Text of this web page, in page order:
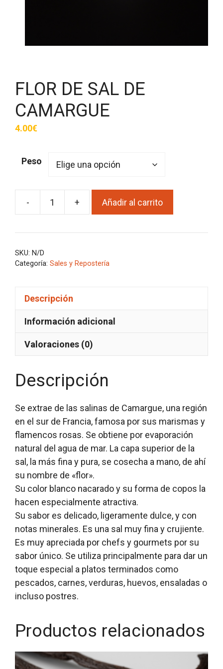
FLOR DE SAL DE
CAMARGUE
4.00€
Peso
-
FLOR
SAL
CAMARGUE
+ Añadir al carrito
SKU: N/D
Categoría: Sales y Repostería
Descripción
Información adicional
Valoraciones (0)
Descripción
Se extrae de las salinas de Camargue, una región
en el sur de Francia, famosa por sus marismas y
flamencos rosas. Se obtiene por evaporación
natural del agua de mar. La capa superior de la
sal, la más fina y pura, se cosecha a mano, de ahí
su nombre de «flor».
Su color blanco nacarado y su forma de copos la
hacen especialmente atractiva.
Su sabor es delicado, ligeramente dulce, y con
notas minerales. Es una sal muy fina y crujiente.
Es muy apreciada por chefs y gourmets por su
sabor único. Se utiliza principalmente para dar un
toque especial a platos terminados como
pescados, carnes, verduras, huevos, ensaladas o
incluso postres.
Productos relacionados
Este